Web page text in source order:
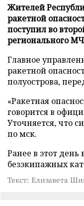
Жителей
ракетной
поступил во
регионального
Главное
ракетной
полуострова,
«Ракетная
говорится в
Уточняется, что
по мск.
Ранее в этот день
безэкипажных
Текст: Елизавета